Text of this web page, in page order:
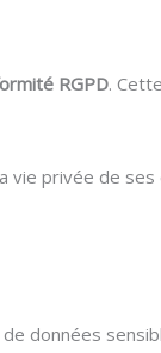
RGPD.
privée de ses
données